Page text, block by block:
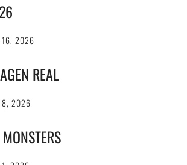
16, 2026
REAL
8, 2026